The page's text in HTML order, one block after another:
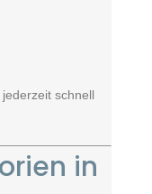
schnell
in